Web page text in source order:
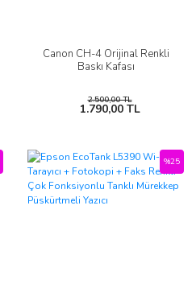
Canon CH-4 Orijinal Renkli
Baskı Kafası
2.500,00 TL
1.790,00 TL
%25